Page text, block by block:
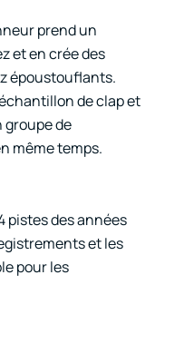
prend un
et en crée des
époustouflants.
de clap et
groupe de
même temps.
pistes des années
et les
pour les